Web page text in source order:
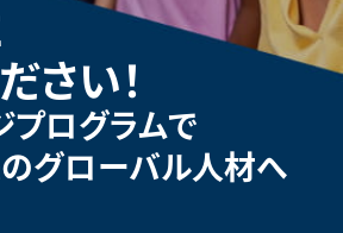
さい！
プログラムで
グローバル人材へ